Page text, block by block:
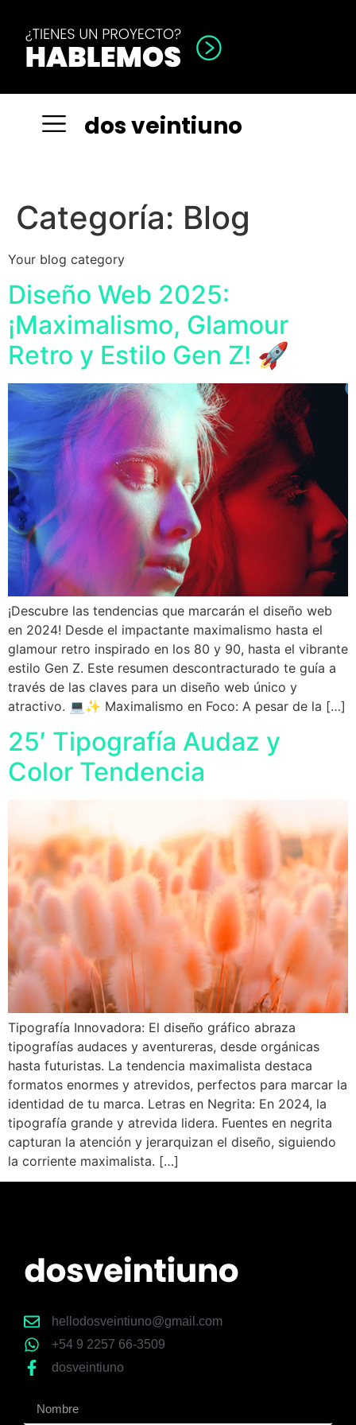
dosveintiuno
Categoría: Blog
Your blog category
Diseño Web 2025:
¡Maximalismo, Glamour
Retro y Estilo Gen Z! 🚀
¡Descubre las tendencias que marcarán el diseño web
en 2024! Desde el impactante maximalismo hasta el
glamour retro inspirado en los 80 y 90, hasta el vibrante
estilo Gen Z. Este resumen descontracturado te guía a
través de las claves para un diseño web único y
atractivo. 💻✨ Maximalismo en Foco: A pesar de la […]
25′ Tipografía Audaz y
Color Tendencia
Tipografía Innovadora: El diseño gráfico abraza
tipografías audaces y aventureras, desde orgánicas
hasta futuristas. La tendencia maximalista destaca
formatos enormes y atrevidos, perfectos para marcar la
identidad de tu marca. Letras en Negrita: En 2024, la
tipografía grande y atrevida lidera. Fuentes en negrita
capturan la atención y jerarquizan el diseño, siguiendo
la corriente maximalista. […]
hellodosveintiuno@gmail.com
+54 9 2257 66-3509
dosveintiuno